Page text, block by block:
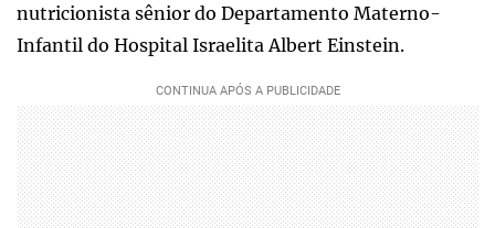
nutricionista sênior do Departamento Materno-
Infantil do Hospital Israelita Albert Einstein.